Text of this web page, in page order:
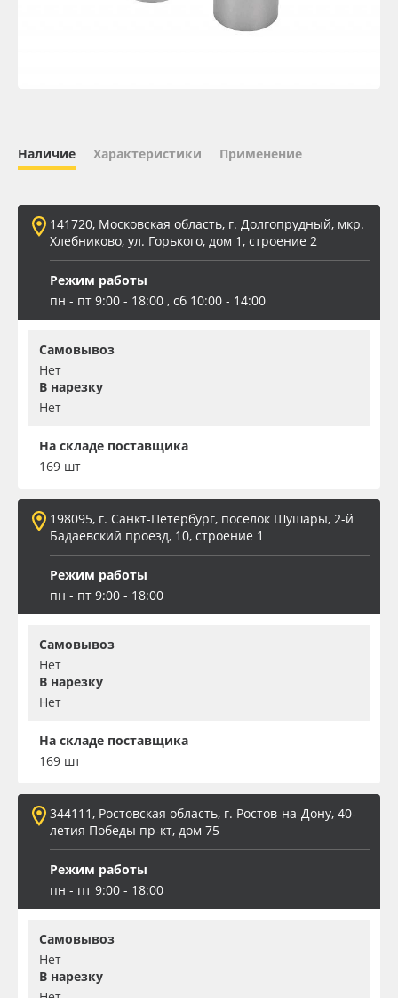
ПЭТ листовой
ПЭТ бэклит
Вспененный ПВХ
Баннер
Заготовки для сувениров
Наличие Характеристики Применение
141720, Московская область, г. Долгопрудный, мкр.
Хлебниково, ул. Горького, дом 1, строение 2
Режим работы
пн - пт 9:00 - 18:00 , сб 10:00 - 14:00
Самовывоз
Нет
В нарезку
Нет
На складе поставщика
169 шт
198095, г. Санкт-Петербург, поселок Шушары, 2-й
Бадаевский проезд, 10, строение 1
Режим работы
пн - пт 9:00 - 18:00
Самовывоз
Нет
В нарезку
Нет
На складе поставщика
169 шт
344111, Ростовская область, г. Ростов-на-Дону, 40-
летия Победы пр-кт, дом 75
Режим работы
пн - пт 9:00 - 18:00
Самовывоз
Нет
В нарезку